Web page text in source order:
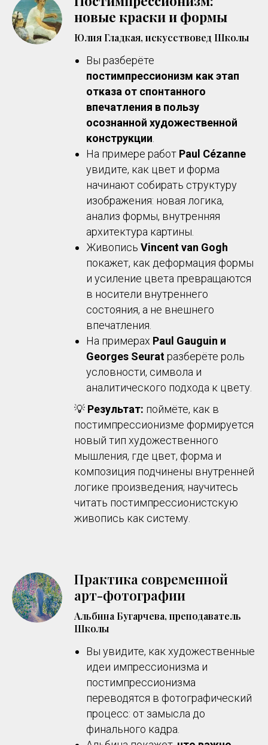
новые краски и формы
Юлия Гладкая, искусствовед Школы
Вы разберёте
постимпрессионизм как этап
отказа от спонтанного
впечатления в пользу
осознанной художественной
конструкции
На примере работ Paul Cézanne
увидите, как цвет и форма
начинают собирать структуру
изображения: новая логика,
анализ формы, внутренняя
архитектура картины.
Живопись Vincent van Gogh
покажет, как деформация формы
и усиление цвета превращаются
в носители внутреннего
состояния, а не внешнего
впечатления.
На примерах Paul Gauguin и
Georges Seuratразберёте роль
условности, символа и
аналитического подхода к цвету.
💡 Результат: поймёте, как в
постимпрессионизме формируется
новый тип художественного
мышления, где цвет, форма и
композиция подчинены внутренней
логике произведения; научитесь
читать постимпрессионистскую
живопись как систему.
Практика современной
арт-фотографии
Альбина Бугарчева, преподаватель
Школы
Вы увидите, как художественные
идеи импрессионизма и
постимпрессионизма
переводятся в фотографический
процесс: от замысла до
финального кадра.